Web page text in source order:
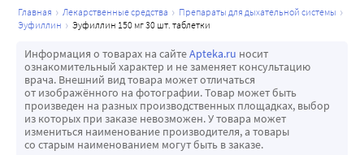
главная лекарственные средства
препараты для дыхательной системы
эуфиллин
эуфиллин 150 мг 30 шт. таблетки
Информация о товарах на сайтеApteka.ru носит
ознакомительный характер и не заменяет консультацию
врача. Внешний вид товара может отличаться
от изображённого на фотографии. Товар может быть
произведен на разных производственных площадках, выбор
из которых при заказе невозможен. У товара может
измениться наименование производителя, а товары
со старым наименованием могут быть в заказе.